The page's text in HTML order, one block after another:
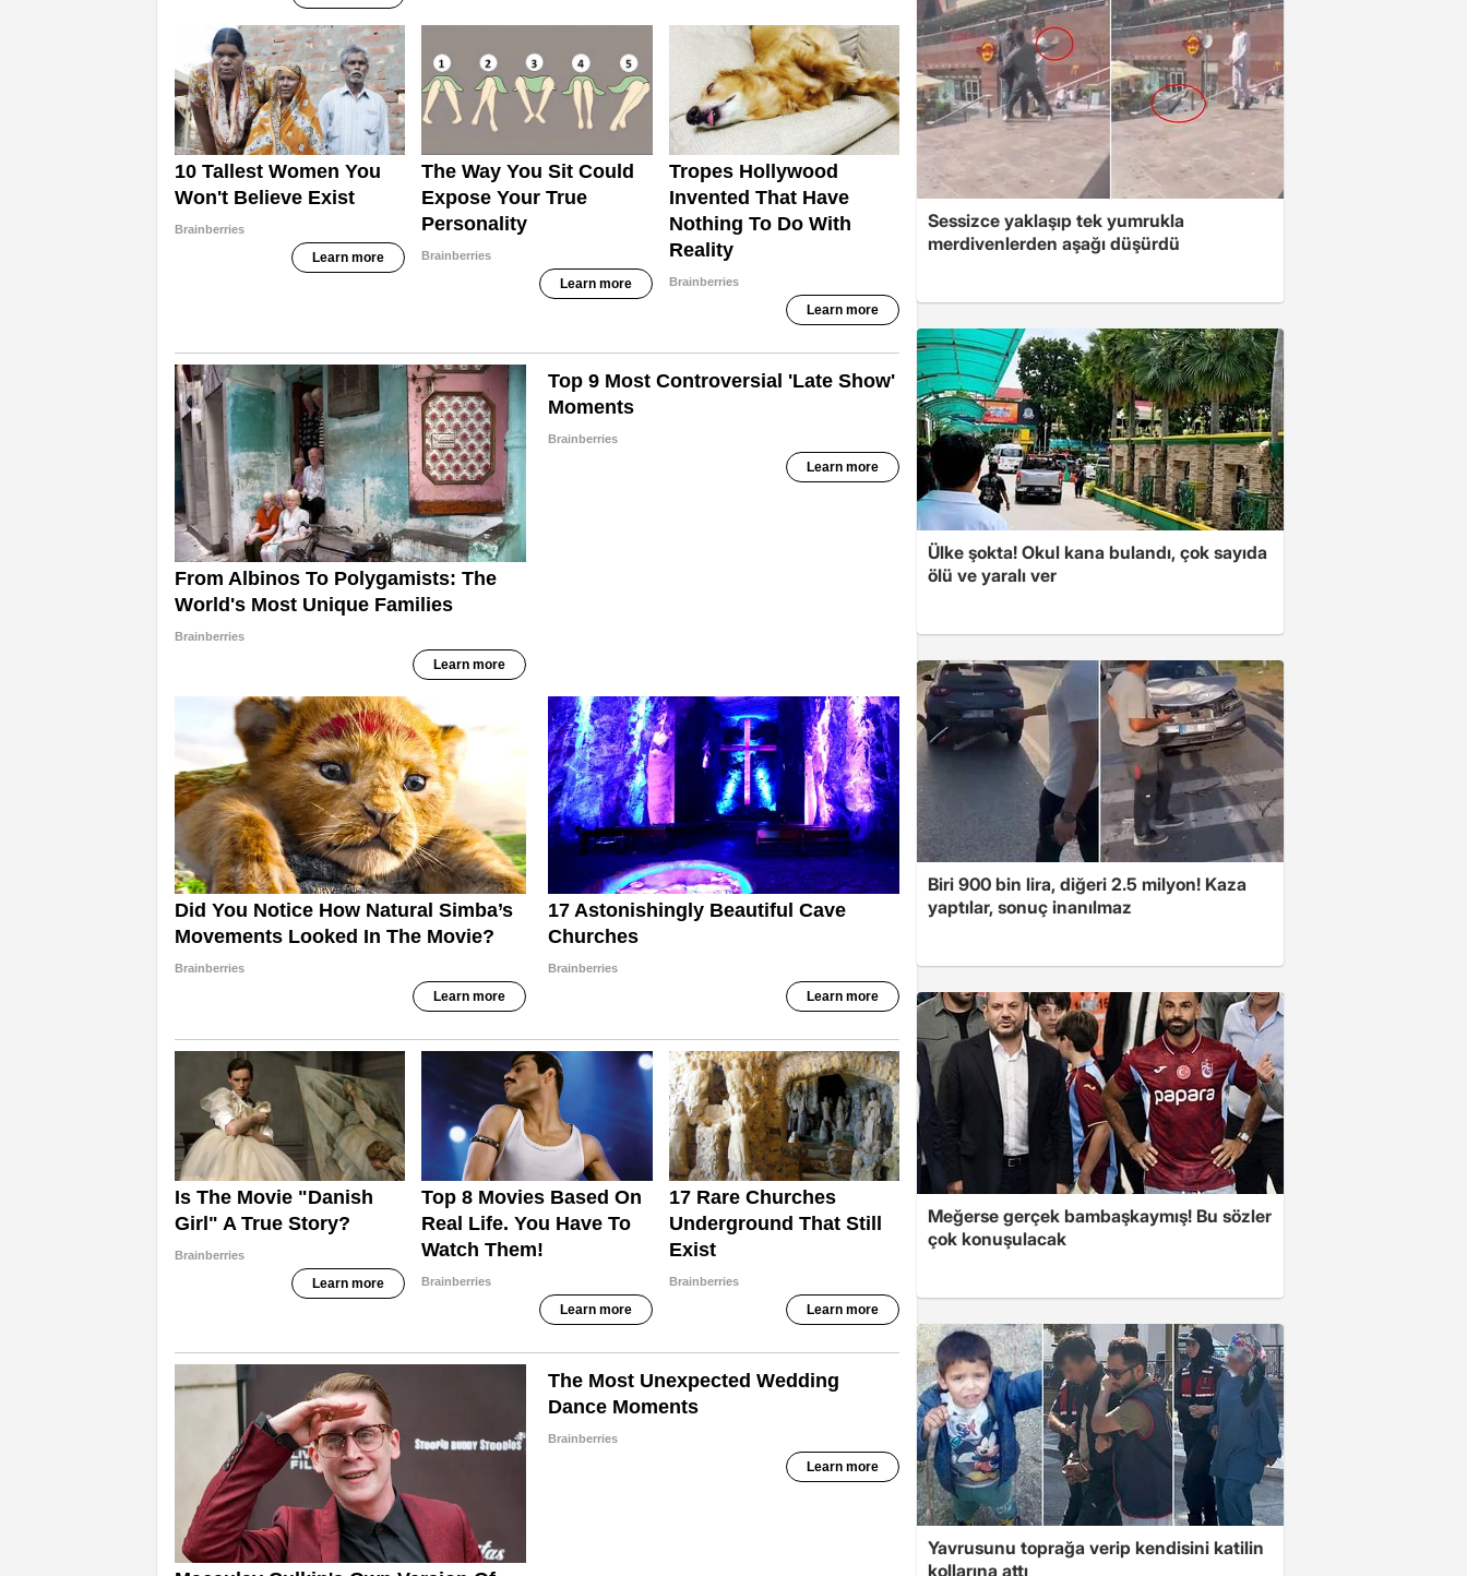
Sessizce yaklaşıp tek yumrukla
merdivenlerden aşağı düşürdü
Ülke şokta! Okul kana bulandı, çok sayıda
ölü ve yaralı ver
Biri 900 bin lira, diğeri 2.5 milyon! Kaza
yaptılar, sonuç inanılmaz
Meğerse gerçek bambaşkaymış! Bu sözler
çok konuşulacak
Yavrusunu toprağa verip kendisini katilin
kollarına attı